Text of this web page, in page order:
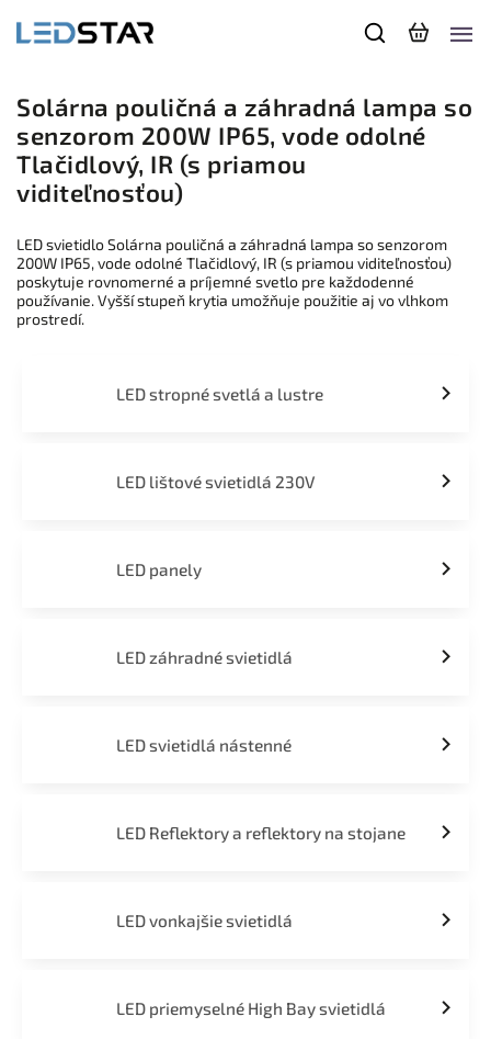
Solárna pouličná a záhradná lampa so
senzorom 200W IP65, vode odolné
Tlačidlový, IR (s priamou
viditeľnosťou)
LED svietidlo Solárna pouličná a záhradná lampa so senzorom
200W IP65, vode odolné Tlačidlový, IR (s priamou viditeľnosťou)
poskytuje rovnomerné a príjemné svetlo pre každodenné
používanie. Vyšší stupeň krytia umožňuje použitie aj vo vlhkom
prostredí.
LED stropné svetlá a lustre
LED lištové svietidlá 230V
LED panely
LED záhradné svietidlá
LED svietidlá nástenné
LED Reflektory a reflektory na stojane
LED vonkajšie svietidlá
LED priemyselné High Bay svietidlá